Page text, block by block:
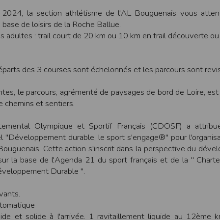
la section athlétisme de l'AL Bouguenais vous
de loisirs de la Roche Ballue.
adultes : trail court de 20 km ou 10 km en trail découverte
des 3 courses sont échelonnés et les parcours sont
le parcours, agrémenté de paysages de bord de Loire,
chemins et sentiers.
Olympique et Sportif Français (CDOSF) a
"Développement durable, le sport s'engage®" pour
Cette action s'inscrit dans la perspective du
la base de l'Agenda 21 du sport français et de la "
Durable ".
et solide à l'arrivée. 1 ravitaillement liquide au 12ème
assistance technique vis à vis de l’utilisateur que ce soit par des
en cas d’impossibilité d’accès à ce site et/ou d’utilisation des
le site ou une partie des services, à tout moment sans
responsable des interruptions, et des conséquences qui peuvent en
sur les services accessibles par Internet et n’exerce aucun contrôle de
transiter par l’intermédiaire de son centre serveur.
sur Internet ne sont pas protégées notamment contre les
ou confidentielle se fait à ses risques et périls.
sur Internet peuvent être réglementées en termes d’usage ou être
des données qu’il consulte, interroge et transfère sur Internet.
www.timepulse.run peuvent recevoir des offres des partenaires
internet www.timepulse.run peuvent recevoir des offres les